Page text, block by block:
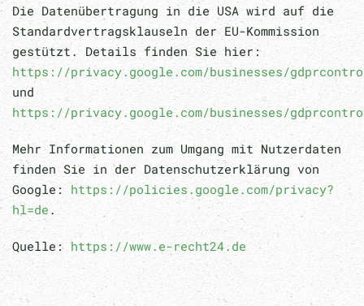
Die Datenübertragung in die USA wird auf die
Standardvertragsklauseln der EU-Kommission
gestützt. Details finden Sie hier:
https://privacy.google.com/businesses/
und
https://privacy.google.com/businesses/
Mehr Informationen zum Umgang mit Nutzerdaten
finden Sie in der Datenschutzerklärung von
Google: https://policies.google.com/privacy?
hl=de .
Quelle:https://www.e-recht24.de